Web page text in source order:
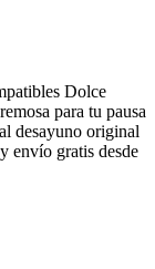
Dolce
para tu pausa
desayuno original
envío gratis desde